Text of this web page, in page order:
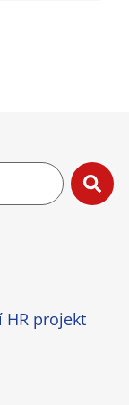
HR projekt